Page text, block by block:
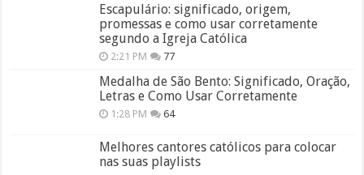
Escapulário: significado, origem,
promessas e como usar corretamente
segundo a Igreja Católica
2:21 PM 77
Medalha de São Bento: Significado, Oração,
Letras e Como Usar Corretamente
1:28 PM 64
Melhores cantores católicos para colocar
nas suas playlists